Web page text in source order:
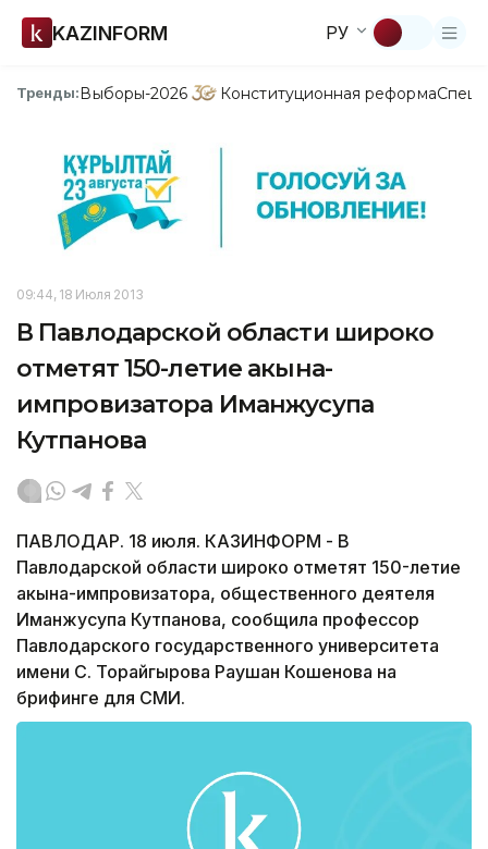
KAZINFORM РУ
Тренды:Выборы-2026 Конституционная реформа
09:44, 18 Июля 2013
В Павлодарской области широко
отметят 150-летие акына-
импровизатора Иманжусупа
Кутпанова
ПАВЛОДАР. 18 июля. КАЗИНФОРМ - В
Павлодарской области широко отметят 150-летие
акына-импровизатора, общественного деятеля
Иманжусупа Кутпанова, сообщила профессор
Павлодарского государственного университета
имени С. Торайгырова Раушан Кошенова на
брифинге для СМИ.